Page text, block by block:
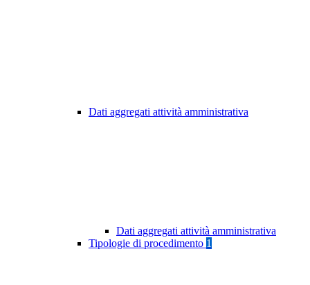
Dati aggregati attività amministrativa
Dati aggregati attività amministrativa
Tipologie di procedimento 1